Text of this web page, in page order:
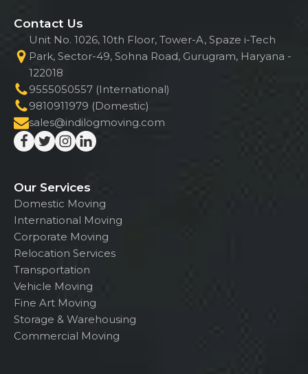
Contact Us
Unit No. 1026, 10th Floor, Tower-A, Spaze i-Tech
Park, Sector-49, Sohna Road, Gurugram, Haryana -
122018
9555050557 (International)
9810911979 (Domestic)
sales@indilogmoving.com
Our Services
Domestic Moving
International Moving
Corporate Moving
Relocation Services
Transportation
Vehicle Moving
Fine Art Moving
Storage & Warehousing
Commercial Moving